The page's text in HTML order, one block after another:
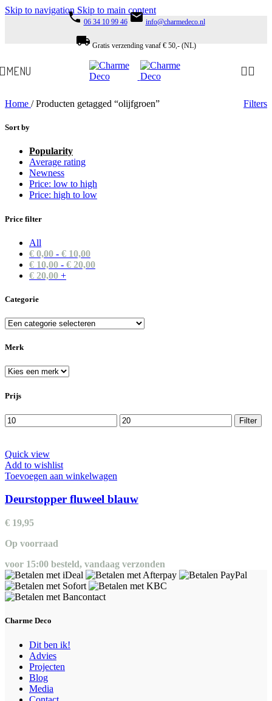
Skip to navigation Skip to main content
phone 06 34 10 99 46 email info@charmedeco.nl
local_shipping Gratis verzending vanaf € 50,- (NL)
MENU
Home / Producten getagged “olijfgroen” Filters
Sort by
Popularity
Average rating
Newness
Price: low to high
Price: high to low
Price filter
All
€ 0,00 - € 10,00
€ 10,00 - € 20,00
€ 20,00 +
Categorie
Merk
Prijs
Min.
prijs
Max.
prijs
Filter
Quick view
Add to wishlist
Toevoegen aan winkelwagen
Deurstopper fluweel blauw
€ 19,95
Op voorraad
voor 15:00 besteld, vandaag verzonden
Charme Deco
Dit ben ik!
Advies
Projecten
Blog
Media